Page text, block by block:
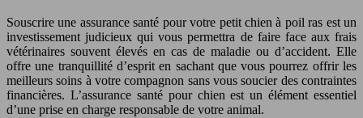
Souscrire une assurance santé pour votre petit chien à poil ras est un
investissement judicieux qui vous permettra de faire face aux frais
vétérinaires souvent élevés en cas de maladie ou d’accident. Elle
offre une tranquillité d’esprit en sachant que vous pourrez offrir les
meilleurs soins à votre compagnon sans vous soucier des contraintes
financières. L’assurance santé pour chien est un élément essentiel
d’une prise en charge responsable de votre animal.